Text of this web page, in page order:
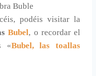
podéis visitar la
Bubel, o recordar el
«Bubel, las toallas